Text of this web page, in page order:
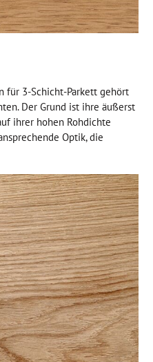
für 3-Schicht-Parkett gehört
Der Grund ist ihre äußerst
ihrer hohen Rohdichte
Optik, die